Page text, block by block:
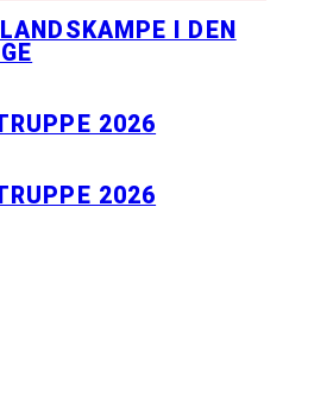
I DEN
2026
2026